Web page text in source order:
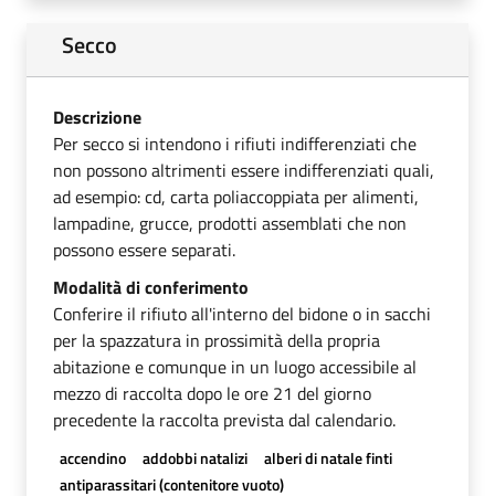
Secco
Descrizione
Per secco si intendono i rifiuti indifferenziati che
non possono altrimenti essere indifferenziati quali,
ad esempio: cd, carta poliaccoppiata per alimenti,
lampadine, grucce, prodotti assemblati che non
possono essere separati.
Modalità di conferimento
Conferire il rifiuto all'interno del bidone o in sacchi
per la spazzatura in prossimità della propria
abitazione e comunque in un luogo accessibile al
mezzo di raccolta dopo le ore 21 del giorno
precedente la raccolta prevista dal calendario.
accendino addobbi natalizi
alberi di natale finti
antiparassitari (contenitore vuoto)